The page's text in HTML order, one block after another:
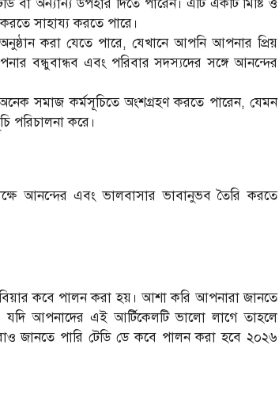
বা অন্যান্য উপহার দিতে পারেন। এটি একটি মিষ্টি ও
সাহায্য করতে পারে।
করা যেতে পারে, যেখানে আপনি আপনার প্রিয়
বন্ধুবান্ধব এবং পরিবার সদস্যদের সঙ্গে আনন্দের
সমাজ কর্মসূচিতে অংশগ্রহণ করতে পারেন, যেমন
পরিচালনা করে।
আনন্দের এবং ভালবাসার ভাবানুভব তৈরি করতে
কবে পালন করা হয়। আশা করি আপনারা জানতে
আপনাদের এই আর্টিকেলটি ভালো লাগে তাহলে
জানতে পারি টেডি ডে কবে পালন করা হবে ২০২৬